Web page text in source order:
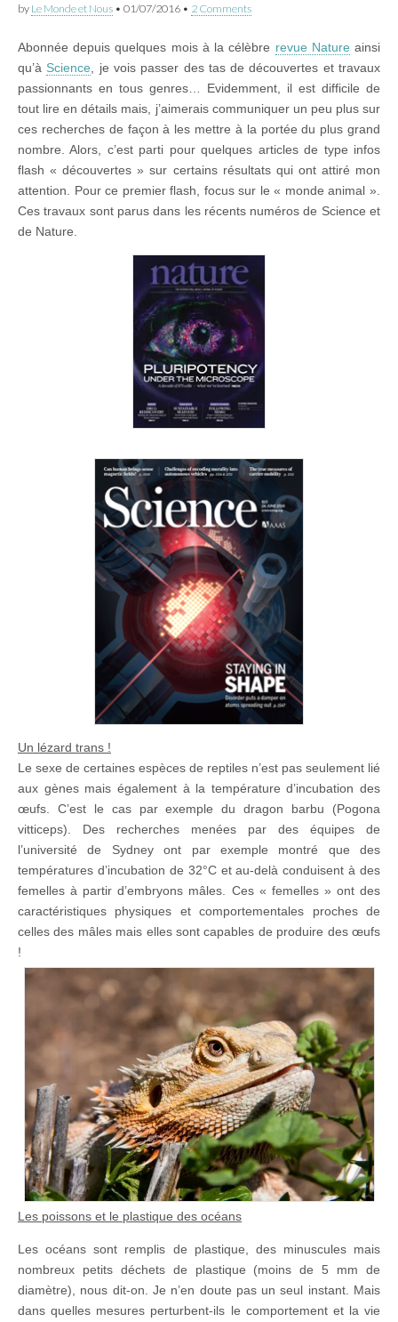
by Le Monde et Nous • 01/07/2016 • 2 Comments
Abonnée depuis quelques mois à la célèbre revue Nature ainsi
qu’à Science , je vois passer des tas de découvertes et travaux
passionnants en tous genres… Evidemment, il est difficile de
tout lire en détails mais, j’aimerais communiquer un peu plus sur
ces recherches de façon à les mettre à la portée du plus grand
nombre. Alors, c’est parti pour quelques articles de type infos
flash « découvertes » sur certains résultats qui ont attiré mon
attention. Pour ce premier flash, focus sur le « monde animal ».
Ces travaux sont parus dans les récents numéros de Science et
de Nature.
Un lézard trans !
Le sexe de certaines espèces de reptiles n’est pas seulement lié
aux gènes mais également à la température d’incubation des
œufs. C’est le cas par exemple du dragon barbu (Pogona
vitticeps). Des recherches menées par des équipes de
l’université de Sydney ont par exemple montré que des
températures d’incubation de 32°C et au-delà conduisent à des
femelles à partir d’embryons mâles. Ces « femelles » ont des
caractéristiques physiques et comportementales proches de
celles des mâles mais elles sont capables de produire des œufs
!
Les poissons et le plastique des océans
Les océans sont remplis de plastique, des minuscules mais
nombreux petits déchets de plastique (moins de 5 mm de
diamètre), nous dit-on. Je n’en doute pas un seul instant. Mais
dans quelles mesures perturbent-ils le comportement et la vie